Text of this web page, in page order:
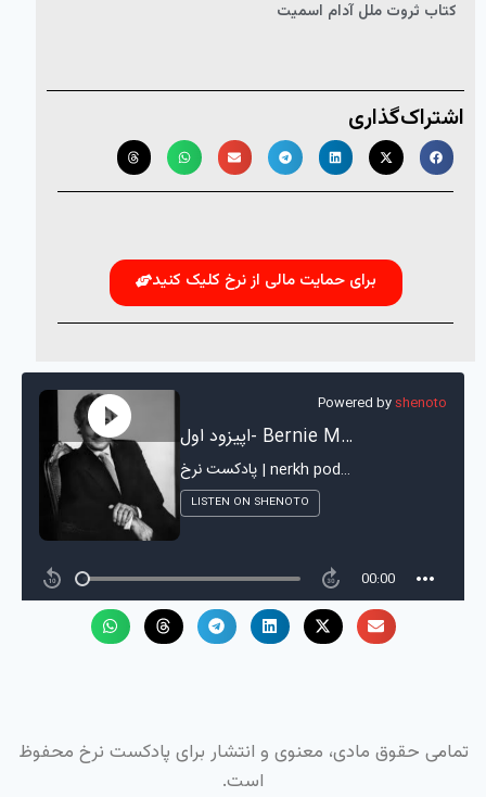
کتاب ثروت ملل آدام اسمیت
اشتراک‌گذاری
برای حمایت مالی از نرخ کلیک کنید
تمامی حقوق مادی، معنوی و انتشار برای پادکست نرخ محفوظ
است.